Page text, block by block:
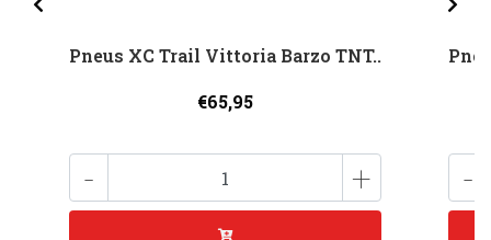
Pneus XC Trail Vittoria Barzo TNT..
€65,95
- + -